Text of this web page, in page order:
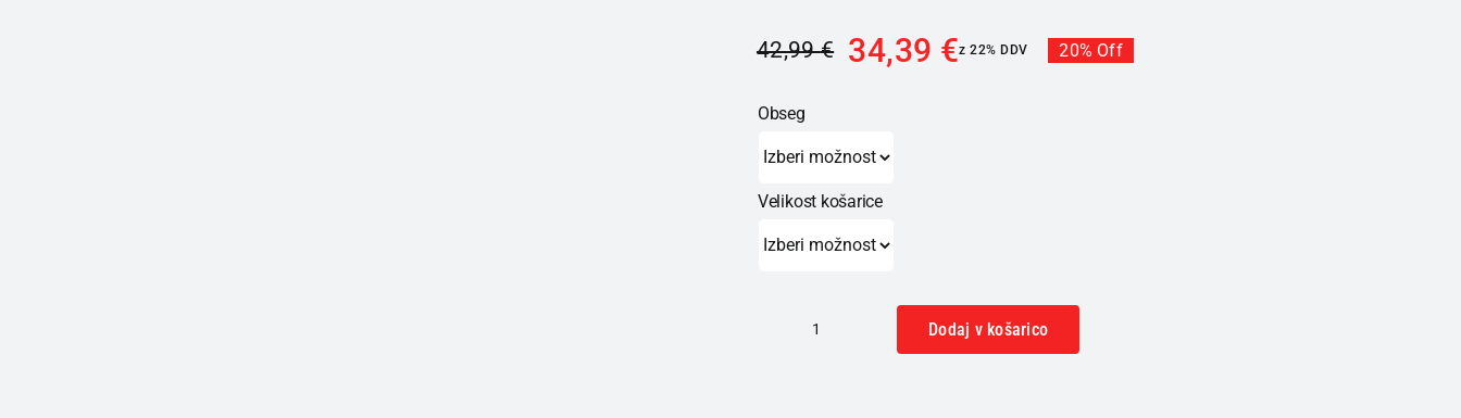
42,99€ 34,39 €z 22% DDV 20% Off
Obseg
Velikost košarice
Dodaj v košarico